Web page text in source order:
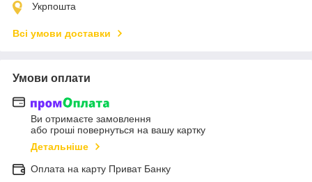
Укрпошта
Всі умови доставки
Умови оплати
Ви отримаєте замовлення
або гроші повернуться на вашу картку
Детальніше
Оплата на карту Приват Банку